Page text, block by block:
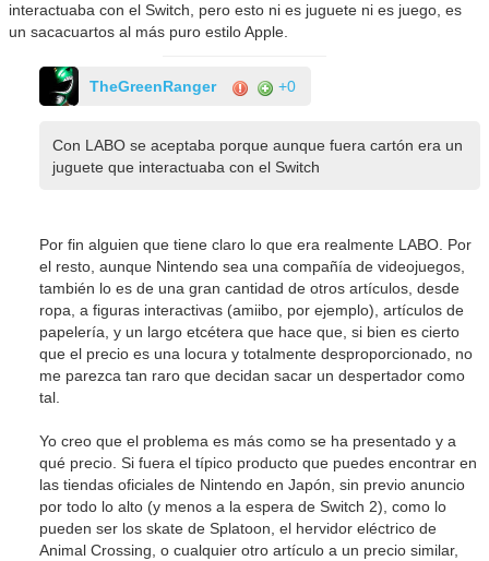
interactuaba con el Switch, pero esto ni es juguete ni es juego, es
un sacacuartos al más puro estilo Apple.
TheGreenRanger +0
Con LABO se aceptaba porque aunque fuera cartón era un
juguete que interactuaba con el Switch
Por fin alguien que tiene claro lo que era realmente LABO. Por
el resto, aunque Nintendo sea una compañía de videojuegos,
también lo es de una gran cantidad de otros artículos, desde
ropa, a figuras interactivas (amiibo, por ejemplo), artículos de
papelería, y un largo etcétera que hace que, si bien es cierto
que el precio es una locura y totalmente desproporcionado, no
me parezca tan raro que decidan sacar un despertador como
tal.
Yo creo que el problema es más como se ha presentado y a
qué precio. Si fuera el típico producto que puedes encontrar en
las tiendas oficiales de Nintendo en Japón, sin previo anuncio
por todo lo alto (y menos a la espera de Switch 2), como lo
pueden ser los skate de Splatoon, el hervidor eléctrico de
Animal Crossing, o cualquier otro artículo a un precio similar,